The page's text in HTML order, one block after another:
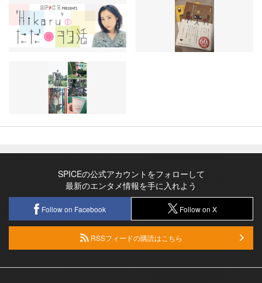
SPICEの公式アカウントをフォローして
最新のエンタメ情報を手に入れよう
Follow on Facebook Follow on X
RSSフィードの購読はこちら